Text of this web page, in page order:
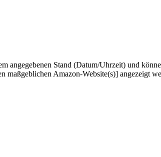
angegebenen Stand (Datum/Uhrzeit) und
maßgeblichen Amazon-Website(s)] angezeigt